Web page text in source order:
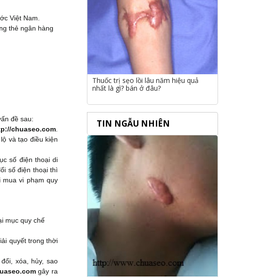
Việt Nam.
thẻ ngân hàng
đề sau:
chuaseo.com
và tạo điều kiện
số điện thoại di
số điện thoại thì
vi phạm quy
mục quy chế
quyết trong thời
xóa, hủy, sao
gây ra
Thuốc trị sẹo lồi lâu năm hiệu quả
nhất là gì? bán ở đâu?
TIN NGẪU NHIÊN